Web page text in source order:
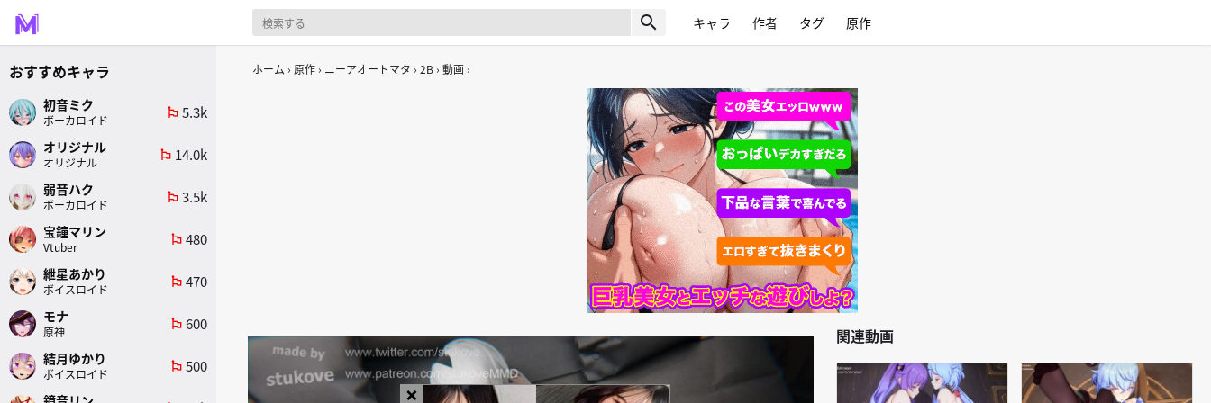
search キャラ 作者 タグ 原作
ホーム 原作 ニーアオートマタ 2B 動画
×
関連動画
おすすめキャラ
初音ミク
ボーカロイド
emoji_flags 5.3k
オリジナル
オリジナル
emoji_flags 14.0k
弱音ハク
ボーカロイド
emoji_flags 3.5k
宝鐘マリン
Vtuber
emoji_flags 480
紲星あかり
ボイスロイド
emoji_flags 470
モナ
原神
emoji_flags 600
結月ゆかり
ボイスロイド
emoji_flags 500